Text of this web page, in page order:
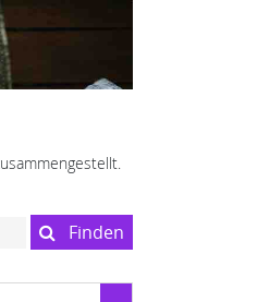
Finden